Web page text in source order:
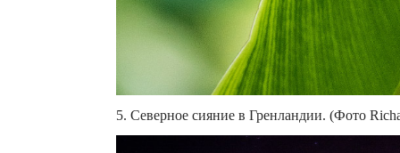
5. Северное сияние в Гренландии. (Фото